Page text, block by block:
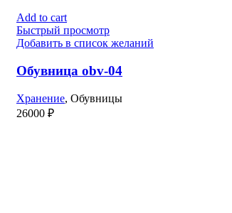
Add to cart
Быстрый просмотр
Добавить в список желаний
Обувница obv-04
Хранение, Обувницы
26000 ₽